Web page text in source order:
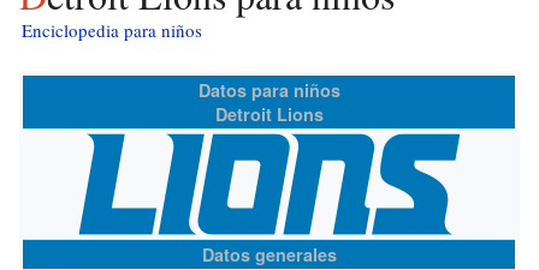
Enciclopedia para niños
Datos para niños
Detroit Lions
Datos generales